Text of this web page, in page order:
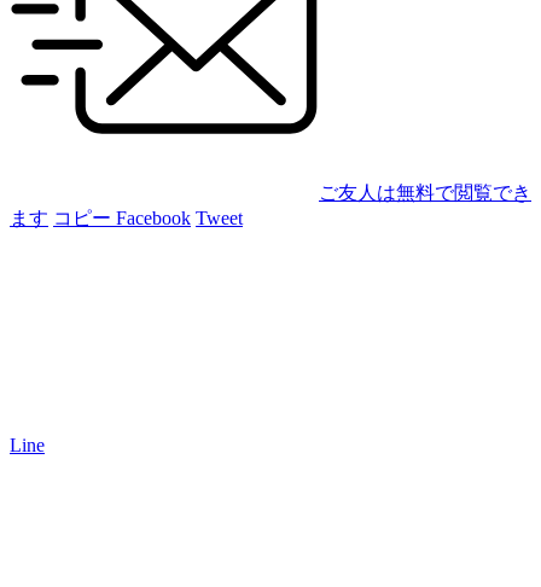
ご友人は無料で閲覧でき
ます コピー Facebook Tweet
Line